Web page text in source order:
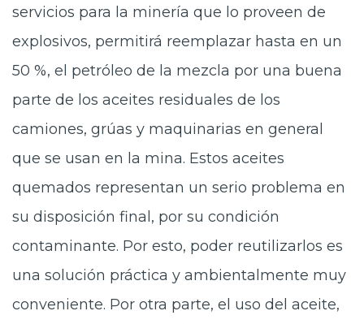
servicios para la minería que lo proveen de
explosivos, permitirá reemplazar hasta en un
50 %, el petróleo de la mezcla por una buena
parte de los aceites residuales de los
camiones, grúas y maquinarias en general
que se usan en la mina. Estos aceites
quemados representan un serio problema en
su disposición final, por su condición
contaminante. Por esto, poder reutilizarlos es
una solución práctica y ambientalmente muy
conveniente. Por otra parte, el uso del aceite,